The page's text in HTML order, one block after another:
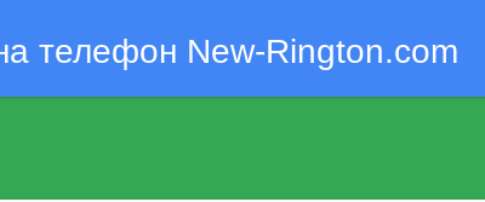
телефон New-Rington.com